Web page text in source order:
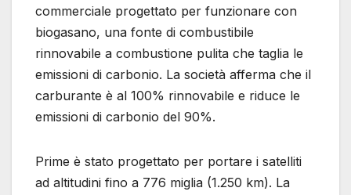
commerciale progettato per funzionare con
biogasano, una fonte di combustibile
rinnovabile a combustione pulita che taglia le
emissioni di carbonio. La società afferma che il
carburante è al 100% rinnovabile e riduce le
emissioni di carbonio del 90%.
Prime è stato progettato per portare i satelliti
ad altitudini fino a 776 miglia (1.250 km). La